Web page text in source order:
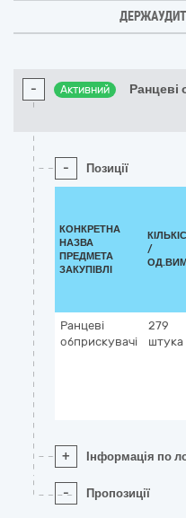
- Активний Ранцеві
- Позиції
КОНКРЕТНА
НАЗВА
ПРЕДМЕТА
ЗАКУПІВЛІ
/
Ранцеві
обприскувачі
279
штука
+ Інформація по
- Пропозиції